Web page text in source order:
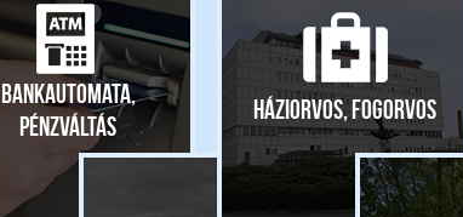
Bankautomata,
pénzváltás
Háziorvos, fogorvos